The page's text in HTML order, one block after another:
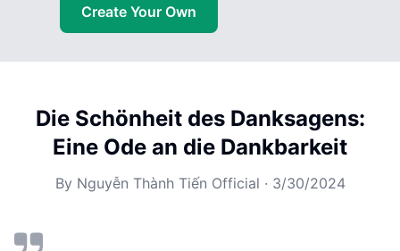
Create Your Own
Die Schönheit des Danksagens:
Eine Ode an die Dankbarkeit
By Nguyễn Thành Tiến Official · 3/30/2024